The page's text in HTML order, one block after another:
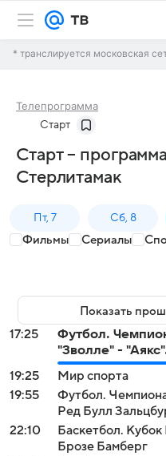
* транслируется московская
Телепрограмма
Старт
Старт –
Стерлитамак
Пт, 7 Сб, 8
Фильмы Сериалы
Показать
17:25
Футбол.
"Зволле" -
19:25
Мир спорта
19:55
Футбол.
Ред Булл
22:10
Баскетбол.
Брозе Бамберг